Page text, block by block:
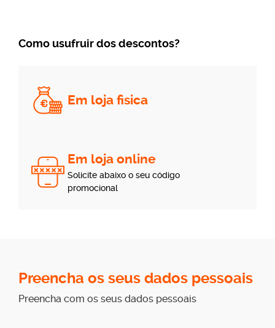
Como usufruir dos descontos?
Em loja fisica
Em loja online
Solicite abaixo o seu código
promocional
Preencha os seus dados pessoais
Preencha com os seus dados pessoais